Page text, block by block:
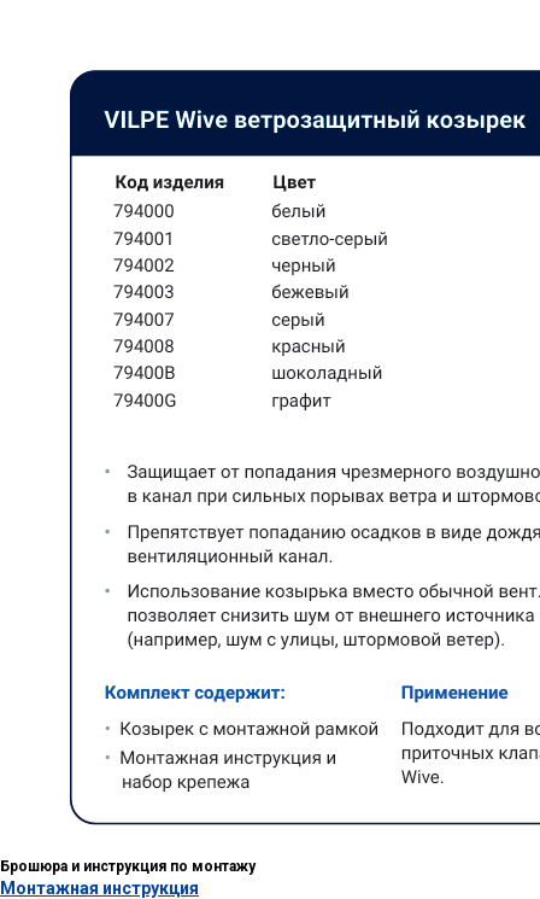
Брошюра и инструкция по монтажу
Монтажная инструкция